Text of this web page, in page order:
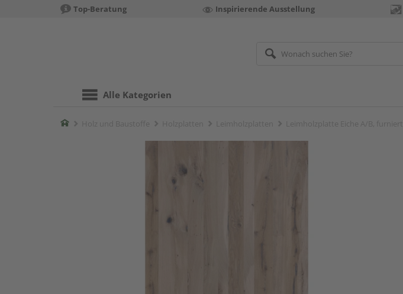
Top-Beratung Inspirierende Ausstellung
Alle Kategorien
Home